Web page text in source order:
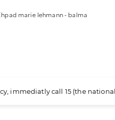
marie lehmann - balma
immediatly call 15 (the